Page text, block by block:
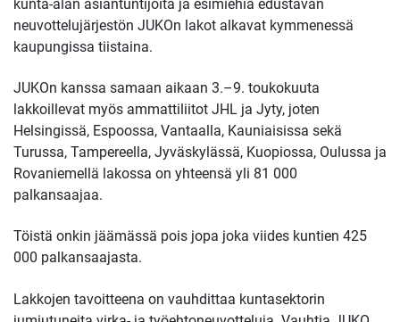
kunta-alan asiantuntijoita ja esimiehiä edustavan
neuvottelujärjestön JUKOn lakot alkavat kymmenessä
kaupungissa tiistaina.
JUKOn kanssa samaan aikaan 3.–9. toukokuuta
lakkoillevat myös ammattiliitot JHL ja Jyty, joten
Helsingissä, Espoossa, Vantaalla, Kauniaisissa sekä
Turussa, Tampereella, Jyväskylässä, Kuopiossa, Oulussa ja
Rovaniemellä lakossa on yhteensä yli 81 000
palkansaajaa.
Töistä onkin jäämässä pois jopa joka viides kuntien 425
000 palkansaajasta.
Lakkojen tavoitteena on vauhdittaa kuntasektorin